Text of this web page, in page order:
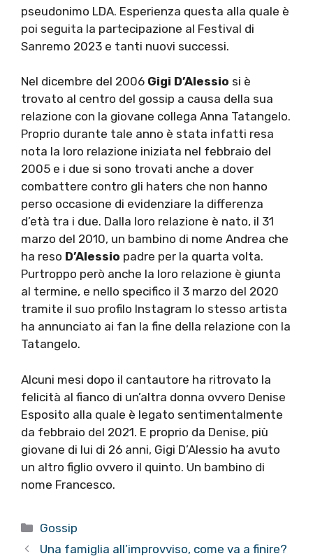
pseudonimo LDA. Esperienza questa alla quale è
poi seguita la partecipazione al Festival di
Sanremo 2023 e tanti nuovi successi.
Nel dicembre del 2006 Gigi D’Alessio si è
trovato al centro del gossip a causa della sua
relazione con la giovane collega Anna Tatangelo.
Proprio durante tale anno è stata infatti resa
nota la loro relazione iniziata nel febbraio del
2005 e i due si sono trovati anche a dover
combattere contro gli haters che non hanno
perso occasione di evidenziare la differenza
d’età tra i due. Dalla loro relazione è nato, il 31
marzo del 2010, un bambino di nome Andrea che
ha reso D’Alessio padre per la quarta volta.
Purtroppo però anche la loro relazione è giunta
al termine, e nello specifico il 3 marzo del 2020
tramite il suo profilo Instagram lo stesso artista
ha annunciato ai fan la fine della relazione con la
Tatangelo.
Alcuni mesi dopo il cantautore ha ritrovato la
felicità al fianco di un’altra donna ovvero Denise
Esposito alla quale è legato sentimentalmente
da febbraio del 2021. E proprio da Denise, più
giovane di lui di 26 anni, Gigi D’Alessio ha avuto
un altro figlio ovvero il quinto. Un bambino di
nome Francesco.
Categorie
Gossip
Una famiglia all’improvviso, come va a finire?